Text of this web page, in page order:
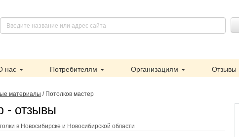
нас Потребителям Организациям Отзывы
материалы / Потолков мастер
- отзывы
в Новосибирске и Новосибирской области